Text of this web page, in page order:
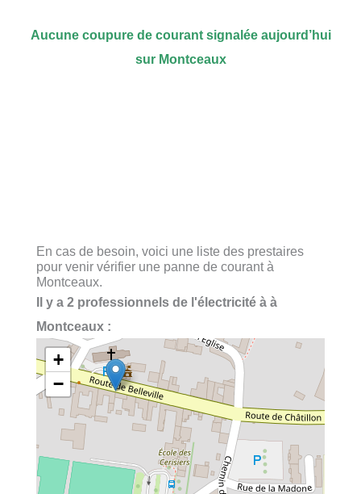
Aucune coupure de courant signalée aujourd’hui
sur Montceaux
En cas de besoin, voici une liste des prestaires
pour venir vérifier une panne de courant à
Montceaux.
Il y a 2 professionnels de l'électricité à à
Montceaux :
+
−